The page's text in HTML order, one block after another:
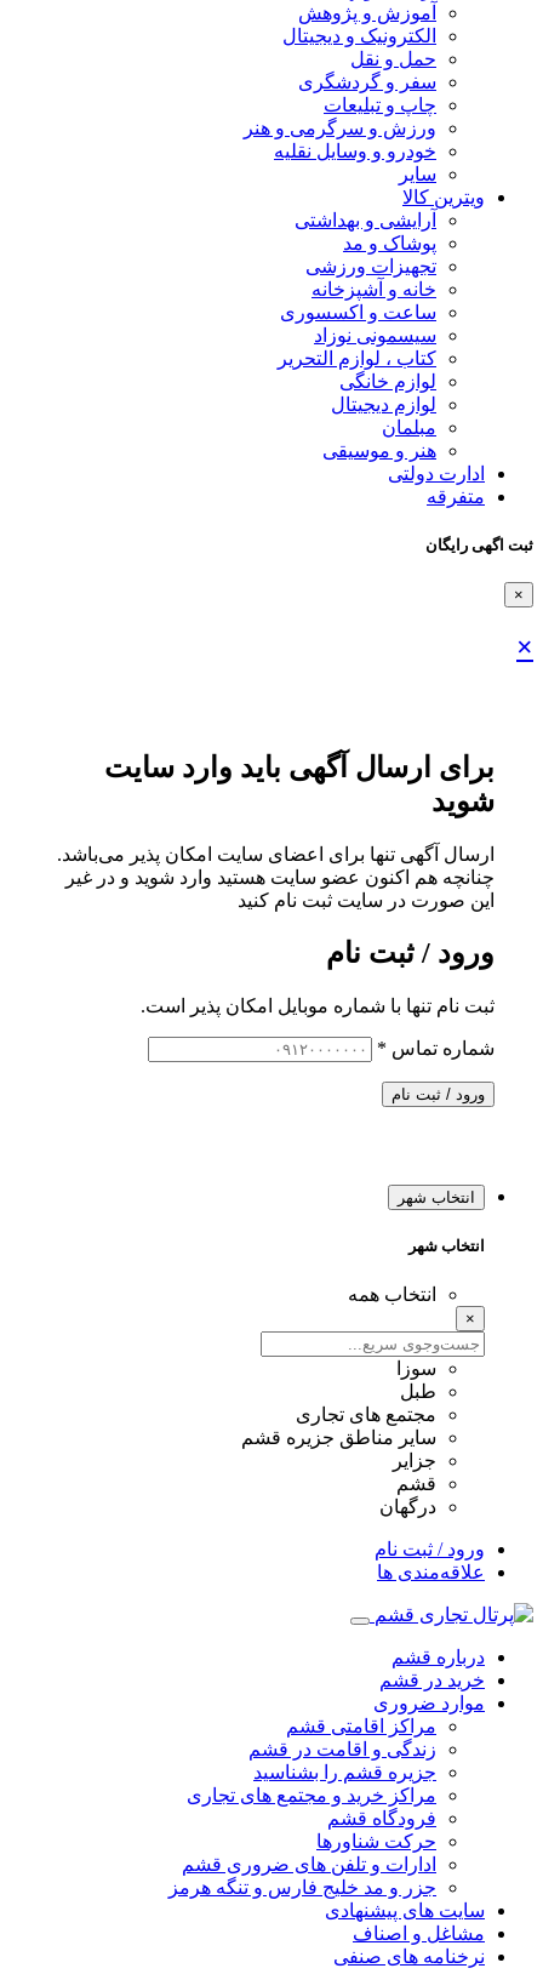
آموزش و پژوهش
الکترونیک و دیجیتال
حمل و نقل
سفر و گردشگری
چاپ و تبلیعات
ورزش و سرگرمی و هنر
خودرو و وسایل نقلیه
سایر
ویترین کالا
آرایشی و بهداشتی
پوشاک و مد
تجهیزات ورزشی
خانه و آشپزخانه
ساعت و اکسسوری
سیسمونی نوزاد
کتاب ، لوازم التحریر
لوازم خانگی
لوازم دیجیتال
مبلمان
هنر و موسیقی
ادارت دولتی
متفرقه
ثبت اگهی رایگان
×
×
برای ارسال آگهی باید وارد سایت
شوید
ارسال آگهی تنها برای اعضای سایت امکان پذیر می‌باشد.
چنانچه هم‌ اکنون عضو سایت هستید وارد شوید و در غیر
این صورت در سایت ثبت نام کنید
ورود / ثبت نام
ثبت نام تنها با شماره موبایل امکان پذیر است.
شماره تماس *
ورود / ثبت نام
انتخاب شهر
انتخاب شهر
انتخاب همه
×
سوزا
طبل
مجتمع های تجاری
سایر مناطق جزیره قشم
جزایر
قشم
درگهان
ورود / ثبت نام
علاقه‌مندی ها
درباره قشم
خرید در قشم
موارد ضروری
مراکز اقامتی قشم
زندگی و اقامت در قشم
جزیره قشم را بشناسید
مراکز خرید و مجتمع های تجاری
فرودگاه قشم
حرکت شناورها
ادارات و تلفن های ضروری قشم
جزر و مد خلیج فارس و تنگه هرمز
سایت های پیشنهادی
مشاغل و اصناف
نرخنامه های صنفی